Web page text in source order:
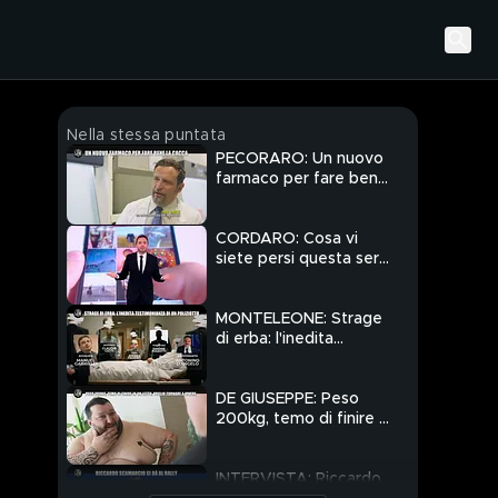
Nella stessa puntata
PECORARO: Un nuovo
farmaco per fare bene
CORDARO: Cosa vi
siete persi questa sera
MONTELEONE: Strage
di erba: l'inedita
DE GIUSEPPE: Peso
200kg, temo di finire in
INTERVISTA: Riccardo